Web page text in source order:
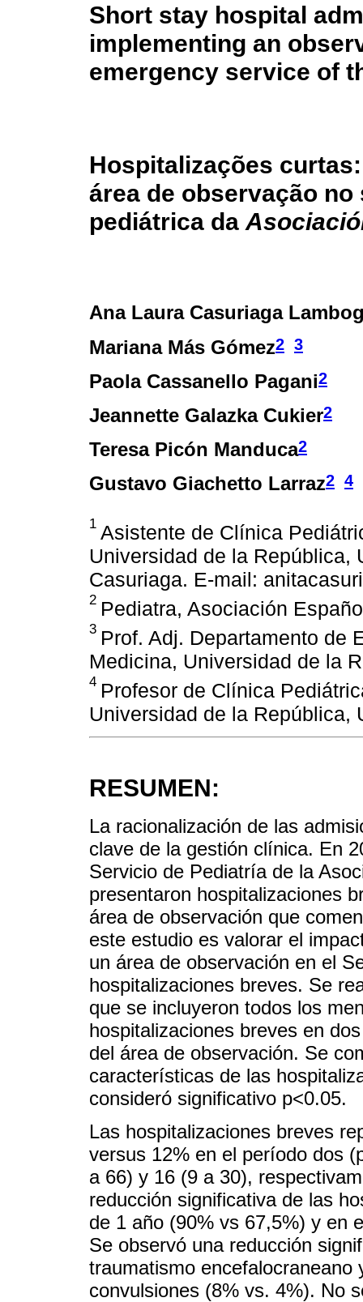
Short stay hospital
implementing an
emergency service of
Hospitalizações
área de observação
pediátrica da
Ana Laura Casuriaga
Mariana Más Gómez2 3
Paola Cassanello Pagani2
Jeannette Galazka Cukier2
Teresa Picón Manduca2
Gustavo Giachetto Larraz2 4
1 Asistente de Clínica
Universidad de la República,
Casuriaga. E-mail:
2 Pediatra, Asociación
3 Prof. Adj. Departamento de
Medicina, Universidad de la
4 Profesor de Clínica
Universidad de la República,
RESUMEN:
La racionalización de las
clave de la gestión clínica. En
Servicio de Pediatría de la
presentaron hospitalizaciones
área de observación que
este estudio es valorar el
un área de observación en el
hospitalizaciones breves. Se
que se incluyeron todos los
hospitalizaciones breves en
del área de observación. Se
características de las
consideró significativo p<0.05.
Las hospitalizaciones breves
versus 12% en el período dos
a 66) y 16 (9 a 30),
reducción significativa de las
de 1 año (90% vs 67,5%) y en
Se observó una reducción
traumatismo
convulsiones (8% vs. 4%). No